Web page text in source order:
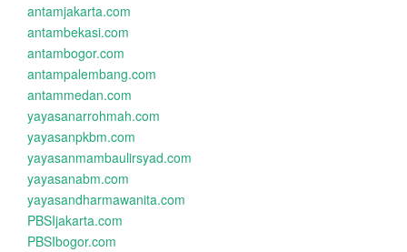
antamjakarta.com
antambekasi.com
antambogor.com
antampalembang.com
antammedan.com
yayasanarrohmah.com
yayasanpkbm.com
yayasanmambaulirsyad.com
yayasanabm.com
yayasandharmawanita.com
PBSIjakarta.com
PBSIbogor.com